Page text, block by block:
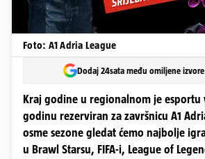
Foto: A1 Adria League
Dodaj 24sata među omiljene
Kraj godine u regionalnom je esportu
godinu rezerviran za završnicu A1
osme sezone gledat ćemo najbolje
u Brawl Starsu, FIFA-i, League of